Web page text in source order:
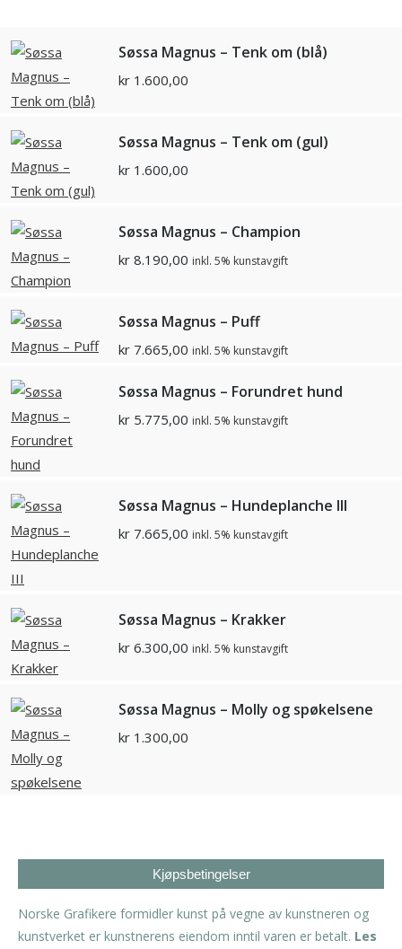
Søssa Magnus – Tenk om (blå)
kr 1.600,00
Søssa Magnus – Tenk om (gul)
kr 1.600,00
Søssa Magnus – Champion
kr 8.190,00 inkl. 5% kunstavgift
Søssa Magnus – Puff
kr 7.665,00 inkl. 5% kunstavgift
Søssa Magnus – Forundret hund
kr 5.775,00 inkl. 5% kunstavgift
Søssa Magnus – Hundeplanche III
kr 7.665,00 inkl. 5% kunstavgift
Søssa Magnus – Krakker
kr 6.300,00 inkl. 5% kunstavgift
Søssa Magnus – Molly og spøkelsene
kr 1.300,00
Kjøpsbetingelser
Norske Grafikere formidler kunst på vegne av kunstneren og
kunstverket er kunstnerens eiendom inntil varen er betalt. Les